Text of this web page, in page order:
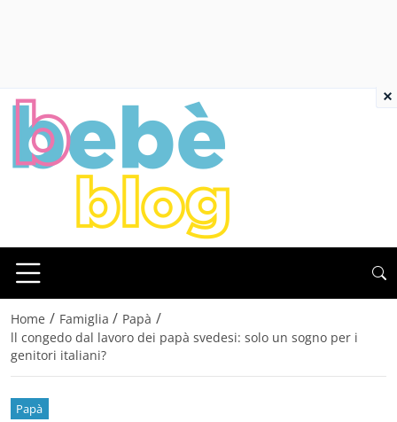
Home / Famiglia / Papà /
ll congedo dal lavoro dei papà svedesi: solo un sogno per i
genitori italiani?
Papà
×